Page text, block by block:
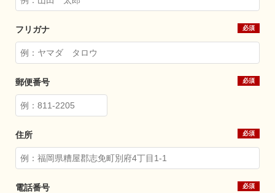
フリガナ
郵便番号
住所
電話番号